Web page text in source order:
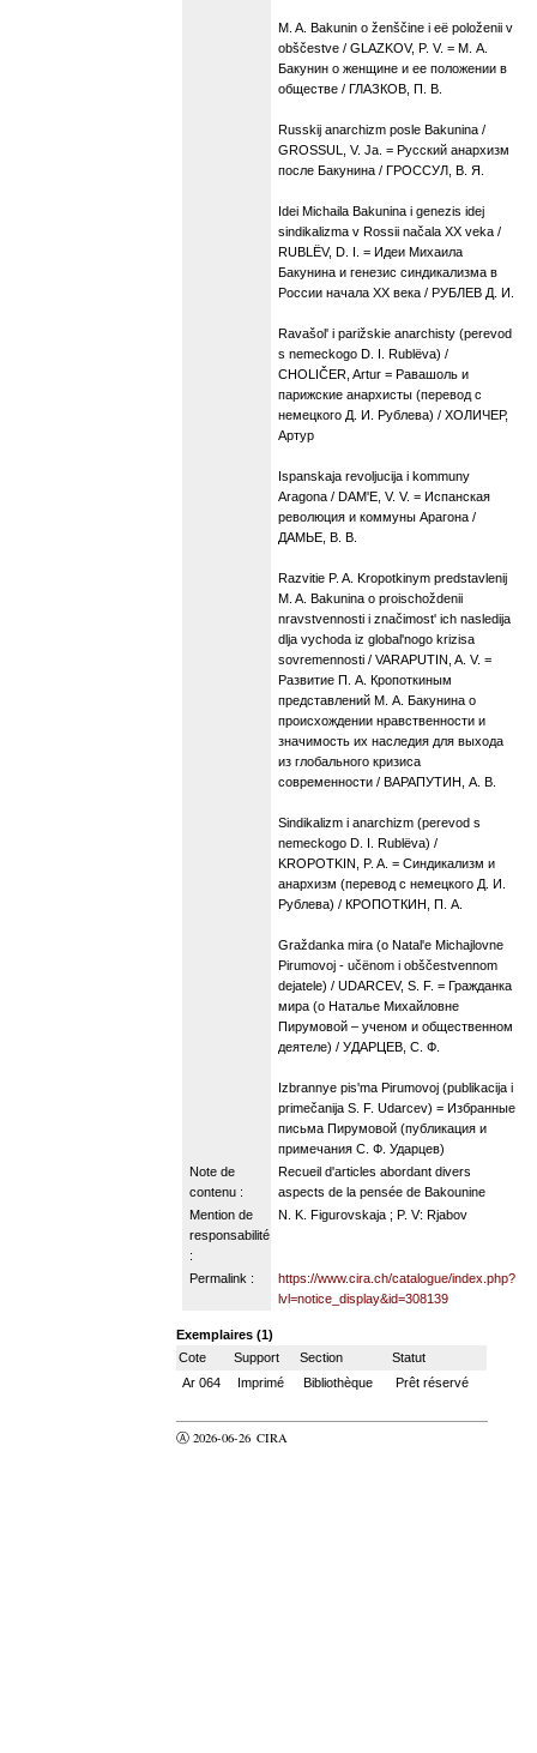
M. A. Bakunin o ženščine i eë položenii v
obščestve / GLAZKOV, P. V. = М. А.
Бакунин о женщине и ее положении в
обществе / ГЛАЗКОВ, П. В.
Russkij anarchizm posle Bakunina /
GROSSUL, V. Ja. = Русский анархизм
после Бакунина / ГРОССУЛ, В. Я.
Idei Michaila Bakunina i genezis idej
sindikalizma v Rossii načala XX veka /
RUBLËV, D. I. = Идеи Михаила
Бакунина и генезис синдикализма в
России начала XX века / РУБЛЕВ Д. И.
Ravašol' i parižskie anarchisty (perevod
s nemeckogo D. I. Rublëva) /
CHOLIČER, Artur = Равашоль и
парижские анархисты (перевод с
немецкого Д. И. Рублева) / ХОЛИЧЕР,
Артур
Ispanskaja revoljucija i kommuny
Aragona / DAM'E, V. V. = Испанская
революция и коммуны Арагона /
ДАМЬЕ, В. В.
Razvitie P. A. Kropotkinym predstavlenij
M. A. Bakunina o proischoždenii
nravstvennosti i značimost' ich nasledija
dlja vychoda iz global'nogo krizisa
sovremennosti / VARAPUTIN, A. V. =
Развитие П. А. Кропоткиным
представлений М. А. Бакунина о
происхождении нравственности и
значимость их наследия для выхода
из глобального кризиса
современности / ВАРАПУТИН, А. В.
Sindikalizm i anarchizm (perevod s
nemeckogo D. I. Rublëva) /
KROPOTKIN, P. A. = Синдикализм и
анархизм (перевод с немецкого Д. И.
Рублева) / КРОПОТКИН, П. А.
Graždanka mira (o Natal'e Michajlovne
Pirumovoj - učënom i obščestvennom
dejatele) / UDARCEV, S. F. = Гражданка
мира (о Наталье Михайловне
Пирумовой – ученом и общественном
деятеле) / УДАРЦЕВ, С. Ф.
Izbrannye pis'ma Pirumovoj (publikacija i
primečanija S. F. Udarcev) = Избранные
письма Пирумовой (публикация и
примечания С. Ф. Ударцев)
Note de
contenu :
Recueil d'articles abordant divers
aspects de la pensée de Bakounine
Mention de
responsabilité
:
N. K. Figurovskaja ; P. V: Rjabov
Permalink :
https://www.cira.ch/catalogue/index.php?
lvl=notice_display&id=308139
Exemplaires (1)
Cote
Support Section
Statut
Ar 064
Imprimé Bibliothèque Prêt réservé
Ⓐ 2026-06-26 CIRA